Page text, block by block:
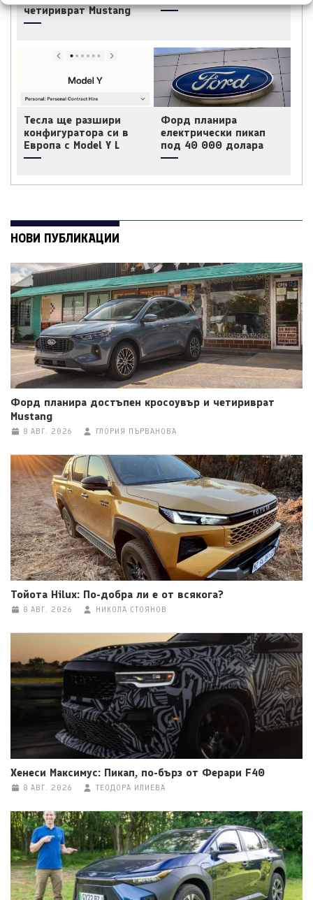
четириврат Mustang
Тесла ще разшири
конфигуратора си в
Европа с Model Y L
Форд планира
електрически пикап
под 40 000 долара
НОВИ ПУБЛИКАЦИИ
Форд планира достъпен кросоувър и четириврат
Mustang
8 АВГ. 2026 ГЛОРИЯ ПЪРВАНОВА
Тойота Hilux: По-добра ли е от всякога?
8 АВГ. 2026 НИКОЛА СТОЯНОВ
Хенеси Максимус: Пикап, по-бърз от Ферари F40
8 АВГ. 2026 ТЕОДОРА ИЛИЕВА